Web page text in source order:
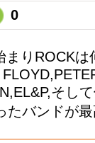
0
りROCKは
そし
たバンドが